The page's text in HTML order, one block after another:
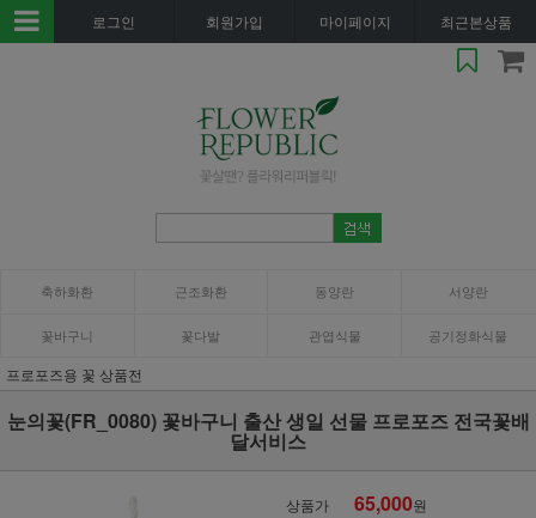
로그인 회원가입 마이페이지 최근본상품
축하화환 근조화환 동양란 서양란
꽃바구니 꽃다발 관엽식물 공기정화식물
프로포즈용 꽃 상품전
눈의꽃(FR_0080) 꽃바구니 출산 생일 선물 프로포즈 전국꽃배
달서비스
상품가 65,000원